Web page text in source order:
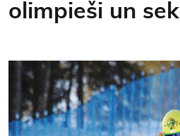
olimpieši un